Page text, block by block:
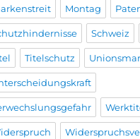
Montag
Schweiz
Titelschutz